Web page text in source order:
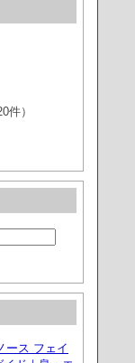
件）
ース フェイ